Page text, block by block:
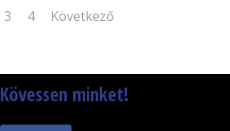
3 4 Következő
Kövessen minket!